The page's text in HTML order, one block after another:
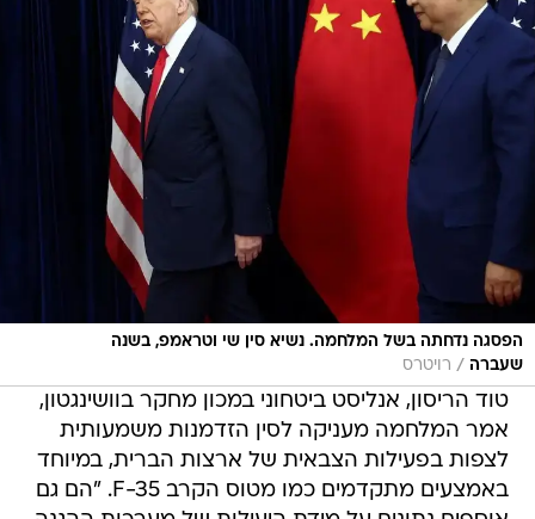
הפסגה נדחתה בשל המלחמה. נשיא סין שי וטראמפ, בשנה
שעברה / רויטרס
טוד הריסון, אנליסט ביטחוני במכון מחקר בוושינגטון,
אמר המלחמה מעניקה לסין הזדמנות משמעותית
לצפות בפעילות הצבאית של ארצות הברית, במיוחד
באמצעים מתקדמים כמו מטוס הקרב F-35. "הם גם